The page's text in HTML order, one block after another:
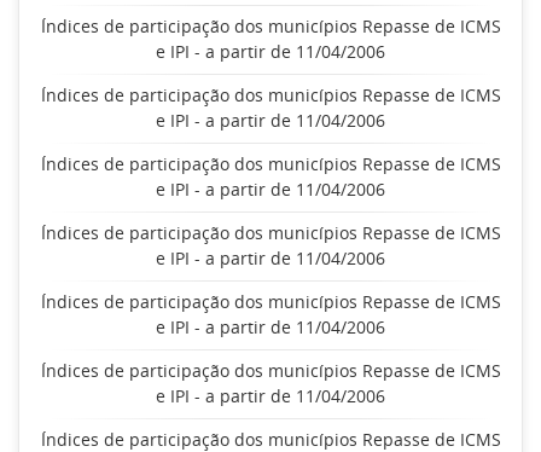
Índices de participação dos municípios Repasse de ICMS
e IPI - a partir de 11/04/2006
Índices de participação dos municípios Repasse de ICMS
e IPI - a partir de 11/04/2006
Índices de participação dos municípios Repasse de ICMS
e IPI - a partir de 11/04/2006
Índices de participação dos municípios Repasse de ICMS
e IPI - a partir de 11/04/2006
Índices de participação dos municípios Repasse de ICMS
e IPI - a partir de 11/04/2006
Índices de participação dos municípios Repasse de ICMS
e IPI - a partir de 11/04/2006
Índices de participação dos municípios Repasse de ICMS